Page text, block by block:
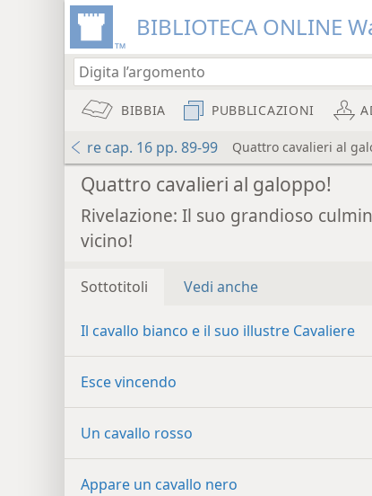
BIBLIOTECA ONLINE
BIBBIA PUBBLICAZIONI
re cap. 16 pp. 89-99 Quattro cavalieri al
Quattro cavalieri al galoppo!
Rivelazione: Il suo grandioso
vicino!
Sottotitoli Vedi anche
Il cavallo bianco e il suo illustre Cavaliere
Esce vincendo
Un cavallo rosso
Appare un cavallo nero